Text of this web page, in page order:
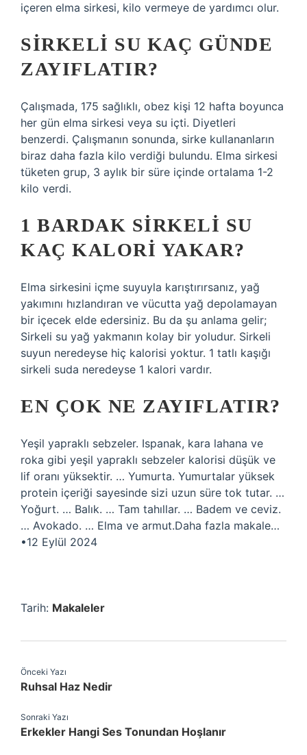
içeren elma sirkesi, kilo vermeye de yardımcı olur.
SIRKELI SU KAÇ GÜNDE
ZAYIFLATIR?
Çalışmada, 175 sağlıklı, obez kişi 12 hafta boyunca
her gün elma sirkesi veya su içti. Diyetleri
benzerdi. Çalışmanın sonunda, sirke kullananların
biraz daha fazla kilo verdiği bulundu. Elma sirkesi
tüketen grup, 3 aylık bir süre içinde ortalama 1-2
kilo verdi.
1 BARDAK SIRKELI SU
KAÇ KALORI YAKAR?
Elma sirkesini içme suyuyla karıştırırsanız, yağ
yakımını hızlandıran ve vücutta yağ depolamayan
bir içecek elde edersiniz. Bu da şu anlama gelir;
Sirkeli su yağ yakmanın kolay bir yoludur. Sirkeli
suyun neredeyse hiç kalorisi yoktur. 1 tatlı kaşığı
sirkeli suda neredeyse 1 kalori vardır.
EN ÇOK NE ZAYIFLATIR?
Yeşil yapraklı sebzeler. Ispanak, kara lahana ve
roka gibi yeşil yapraklı sebzeler kalorisi düşük ve
lif oranı yüksektir. … Yumurta. Yumurtalar yüksek
protein içeriği sayesinde sizi uzun süre tok tutar. …
Yoğurt. … Balık. … Tam tahıllar. … Badem ve ceviz.
… Avokado. … Elma ve armut.Daha fazla makale…
•12 Eylül 2024
Tarih: Makaleler
Önceki Yazı
Ruhsal Haz Nedir
Sonraki Yazı
Erkekler Hangi Ses Tonundan Hoşlanır